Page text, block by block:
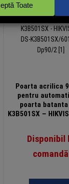
Poarta acrilica
pentru
poarta batanta
K3B501SX –
Disponibil
comandă